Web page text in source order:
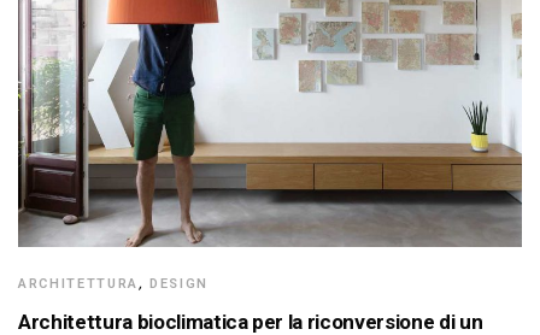
ARCHITETTURA,DESIGN
Architettura bioclimatica per la riconversione di un